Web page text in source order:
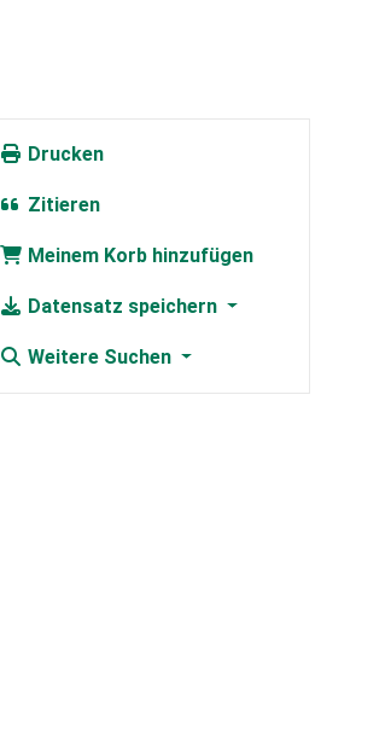
Drucken
Zitieren
Meinem Korb hinzufügen
Datensatz speichern
Weitere Suchen